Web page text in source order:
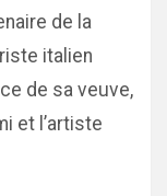
de la
italien
de sa veuve,
et l’artiste